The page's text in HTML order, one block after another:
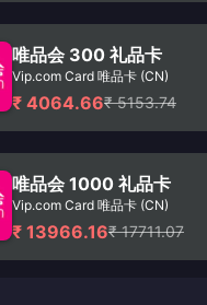
唯品会 300 礼品卡
Vip.com Card 唯品卡 (CN)
₹ 4064.66₹ 5153.74
唯品会 1000 礼品卡
Vip.com Card 唯品卡 (CN)
₹ 13966.16₹ 17711.07